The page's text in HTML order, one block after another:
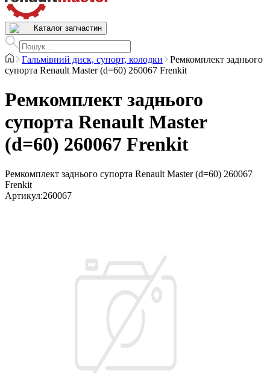
Каталог запчастин
Гальмівний диск, супорт, колодки
Ремкомплект заднього
супорта Renault Master (d=60) 260067 Frenkit
Ремкомплект заднього
супорта Renault Master
(d=60) 260067 Frenkit
Ремкомплект заднього супорта Renault Master (d=60) 260067
Frenkit
Артикул:260067